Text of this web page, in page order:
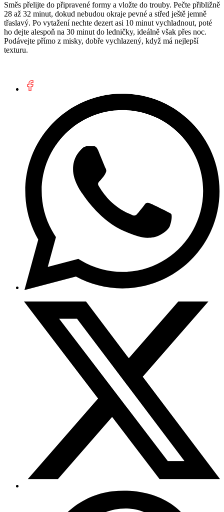
Směs přelijte do připravené formy a vložte do trouby. Pečte přibližně
28 až 32 minut, dokud nebudou okraje pevné a střed ještě jemně
třaslavý. Po vytažení nechte dezert asi 10 minut vychladnout, poté
ho dejte alespoň na 30 minut do ledničky, ideálně však přes noc.
Podávejte přímo z misky, dobře vychlazený, když má nejlepší
texturu.